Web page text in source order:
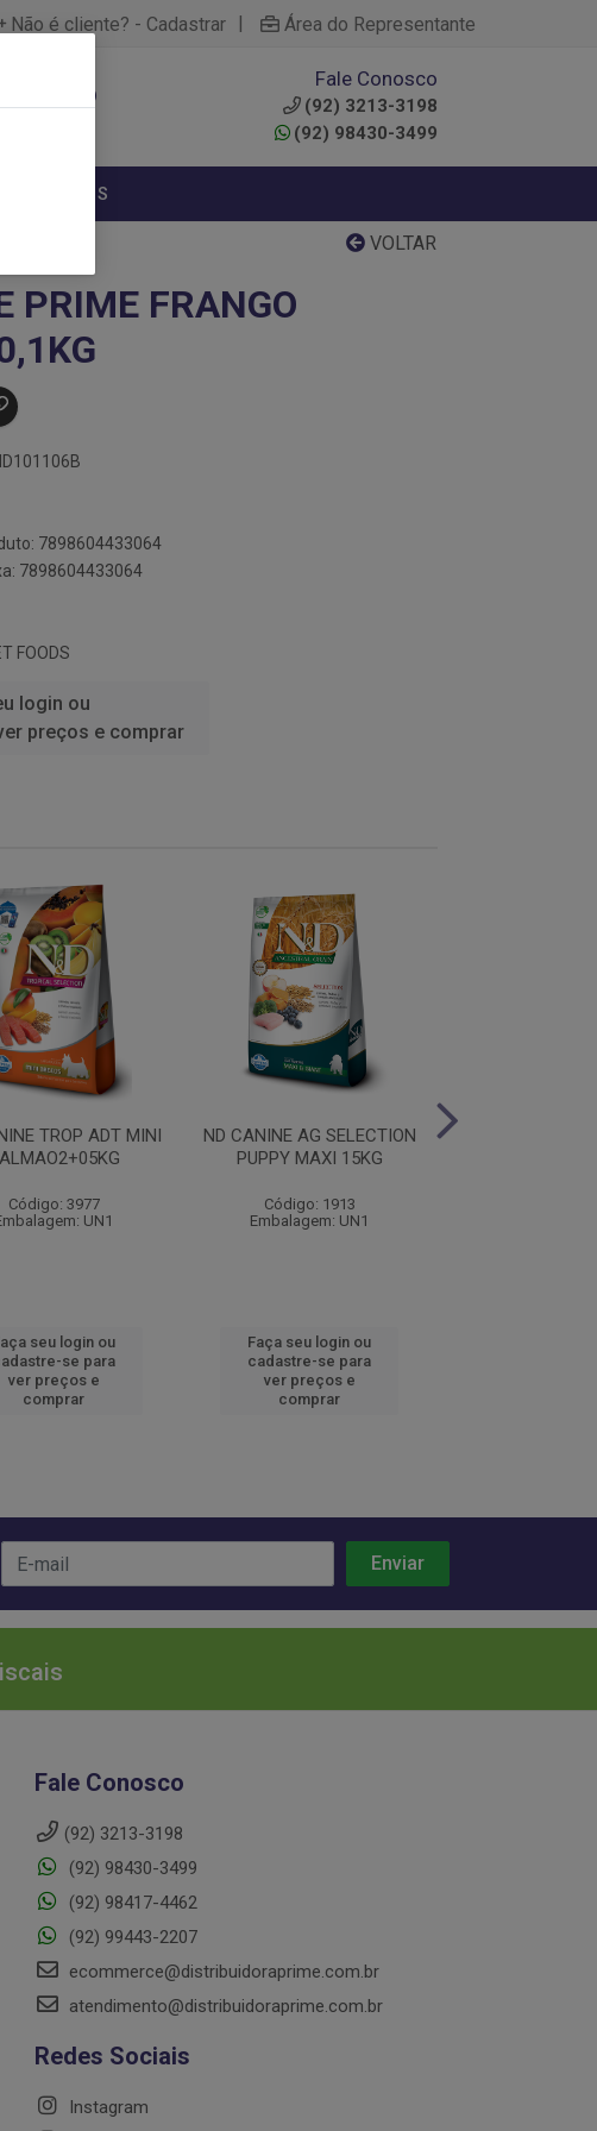
Não é cliente? - Cadastrar | Área do Representante
Fale Conosco
(92) 3213-3198
(92) 98430-3499
VOLTAR
PRIME FRANGO
7898604433064
7898604433064
FOODS
login ou
preços e comprar
TROP ADT MINI
Código: 3977
UN1
seu login ou
se para
ver preços e
comprar
ND CANINE AG SELECTION
PUPPY MAXI 15KG
Código: 1913
Embalagem: UN1
Faça seu login ou
cadastre-se para
ver preços e
comprar
Fale Conosco
(92) 3213-3198
(92) 98430-3499
(92) 98417-4462
(92) 99443-2207
ecommerce@distribuidoraprime.com.br
atendimento@distribuidoraprime.com.br
Redes Sociais
Instagram